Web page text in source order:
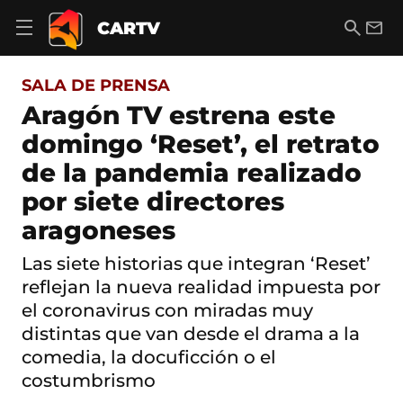
t
c
o
n
t
e
n
i
A
CARTV
B
s
E
a
SALA DE PRENSA
Aragón TV estrena este
domingo ‘Reset’, el retrato
de la pandemia realizado
por siete directores
aragoneses
Las siete historias que integran ‘Reset’
reflejan la nueva realidad impuesta por
el coronavirus con miradas muy
distintas que van desde el drama a la
comedia, la docuficción o el
costumbrismo